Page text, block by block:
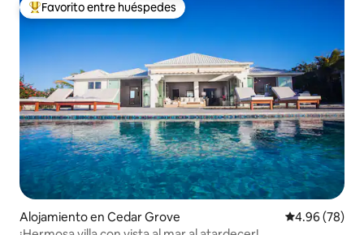
Favorito entre huéspedes preferido
Favorito entre huéspedes
Alojamiento en Cedar Grove Calificación
4.96 (78)